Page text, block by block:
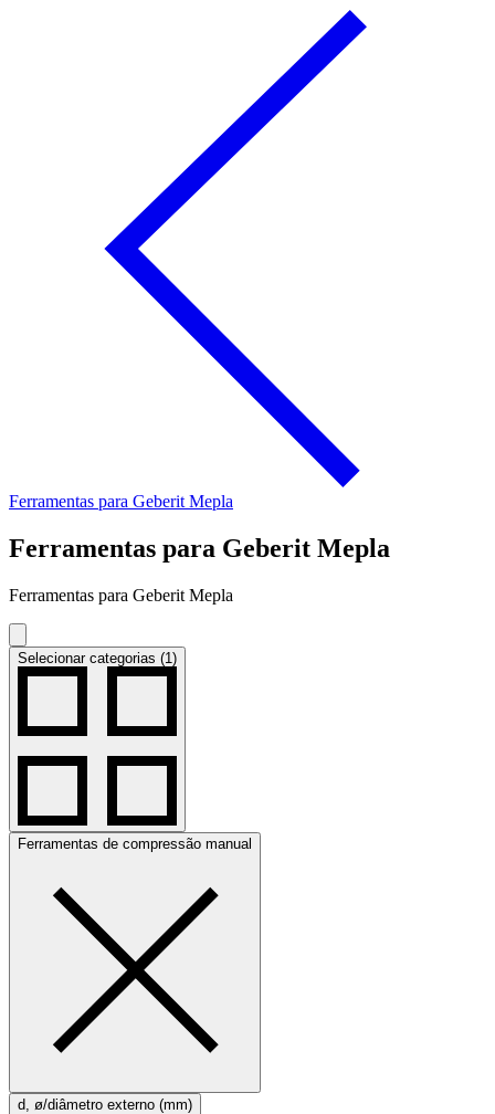
Ferramentas para Geberit Mepla
Ferramentas para Geberit Mepla
Ferramentas para Geberit Mepla
Selecionar categorias (1)
Ferramentas de compressão manual
d, ø/diâmetro externo (mm)